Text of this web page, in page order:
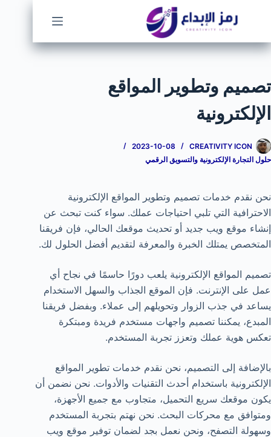
تصميم وتطوير المواقع
الإلكترونية
CREATIVITY ICON
2023-10-08
حلول التجارة الإلكترونية والتسويق الرقمي
نحن نقدم خدمات تصميم وتطوير المواقع الإلكترونية
الاحترافية التي تلبي احتياجات عملك. سواء كنت تبحث عن
إنشاء موقع ويب جديد أو تحديث موقعك الحالي، فإن فريقنا
المتخصص يمتلك الخبرة والمعرفة لتقديم أفضل الحلول لك.
تصميم المواقع الإلكترونية يلعب دورًا حاسمًا في نجاح أي
عمل على الإنترنت. فإن الموقع الجذاب والسهل الاستخدام
يساعد في جذب الزوار وتحويلهم إلى عملاء. وبفضل فريقنا
المبدع، يمكننا تصميم واجهات مستخدم فريدة ومبتكرة
تعكس هوية عملك وتعزز تجربة المستخدم.
بالإضافة إلى التصميم، نحن نقدم خدمات تطوير المواقع
الإلكترونية باستخدام أحدث التقنيات والأدوات. نحن نضمن أن
يكون موقعك سريع التحميل، متجاوب مع جميع الأجهزة،
ومتوافق مع محركات البحث. نحن نهتم بتجربة المستخدم
وسهولة التصفح، ونحن نعمل بجد لضمان توفير موقع ويب